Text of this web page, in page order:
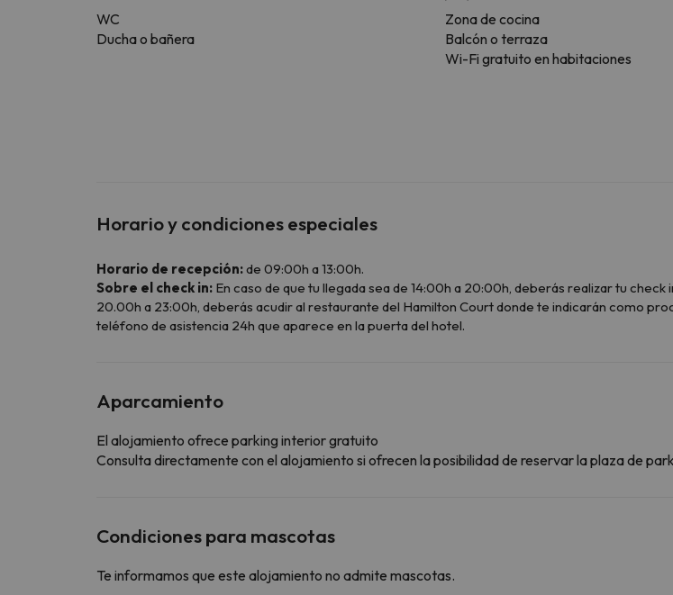
WC
Ducha o bañera
Zona de cocina
Balcón o terraza
Wi-Fi gratuito en habitaciones
Horario y condiciones especiales
Horario de recepción:de 09:00h a 13:00h.
Sobre el check in: En caso de que tu llegada sea de 14:00h a 20:00h, deberás realizar tu
20.00h a 23:00h, deberás acudir al restaurante del Hamilton Court donde te indicarán como
teléfono de asistencia 24h que aparece en la puerta del hotel.
Aparcamiento
El alojamiento ofrece parking interior gratuito
Consulta directamente con el alojamiento si ofrecen la posibilidad de reservar la plaza de
Condiciones para mascotas
Te informamos que este alojamiento no admite mascotas.